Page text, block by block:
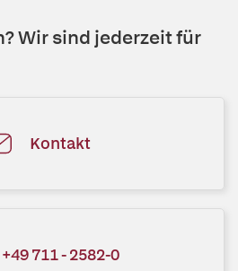
Wir sind jederzeit für
Kontakt
+49 711 - 2582-0